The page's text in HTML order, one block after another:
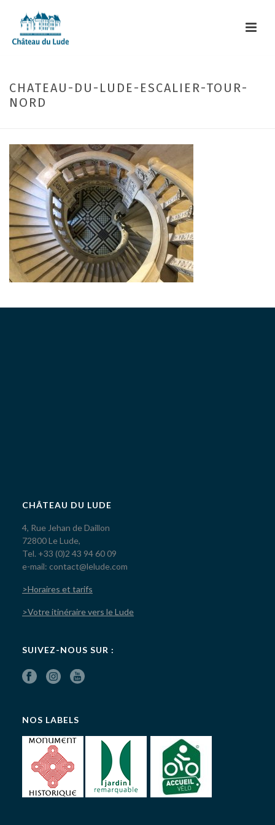
CHATEAU-DU-LUDE-ESCALIER-TOUR-
NORD
CHÂTEAU DU LUDE
4, Rue Jehan de Daillon
72800 Le Lude,
Tel. +33 (0)2 43 94 60 09
e-mail: contact@lelude.com
>Horaires et tarifs
>Votre itinéraire vers le Lude
SUIVEZ-NOUS SUR :
NOS LABELS